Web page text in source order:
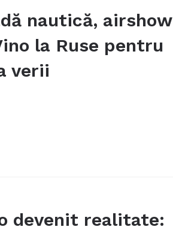
nautică, airshow
la Ruse pentru
verii
devenit realitate: